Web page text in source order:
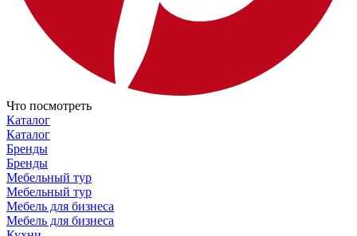
Что посмотреть
Каталог
Каталог
Бренды
Бренды
Мебельный тур
Мебельный тур
Мебель для бизнеса
Мебель для бизнеса